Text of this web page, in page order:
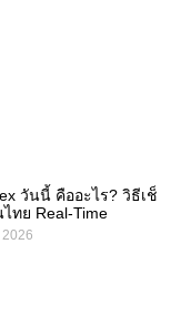
วันนี้ คืออะไร? วิธีเช็
ทย Real-Time